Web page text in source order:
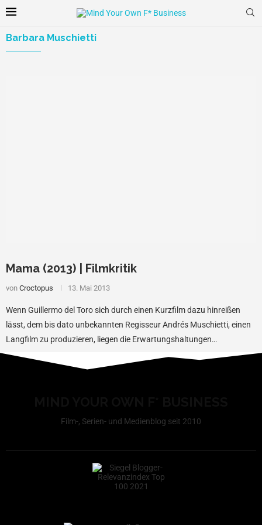
Barbara Muschietti
Mama (2013) | Filmkritik
von Croctopus 13. Mai 2013
Wenn Guillermo del Toro sich durch einen Kurzfilm dazu hinreißen
lässt, dem bis dato unbekannten Regisseur Andrés Muschietti, einen
Langfilm zu produzieren, liegen die Erwartungshaltungen…
Film-, Serien- und Medienblog seit 2010